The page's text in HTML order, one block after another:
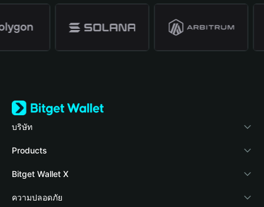
บริษัท
เกี่ยวกับ Bitget Wallet
Blog
Academy
Products
Crypto Card
Stablecoin Earn
Bitget Wallet X
นักพัฒนา
ความปลอดภัย